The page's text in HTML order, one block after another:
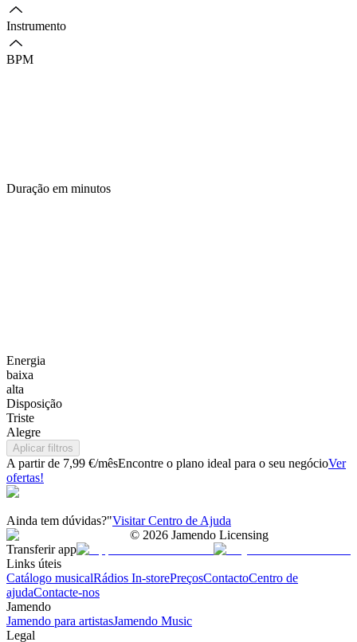
Instrumento
BPM
Duração em minutos
Energia
baixa
alta
Disposição
Triste
Alegre
Aplicar filtros
A partir de 7,99 €/mêsEncontre o plano ideal para o seu negócioVer
ofertas!
Ainda tem dúvidas?"Visitar Centro de Ajuda
© 2026 Jamendo Licensing
Transferir app
Links úteis
Catálogo musicalRádios In-storePreçosContactoCentro de
ajudaContacte-nos
Jamendo
Jamendo para artistasJamendo Music
Legal